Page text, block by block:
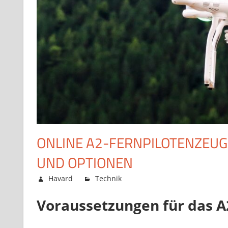
ONLINE A2-
UND OPTIONEN
Juni 26, 2025
Havard Technik
Voraussetzungen für das